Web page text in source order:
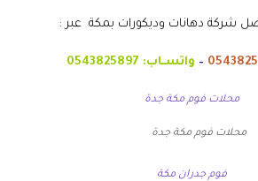
شركة دهانات وديكورات بمكة عبر :
– واتسـاب: 0543825897
محلات فوم مكة جدة